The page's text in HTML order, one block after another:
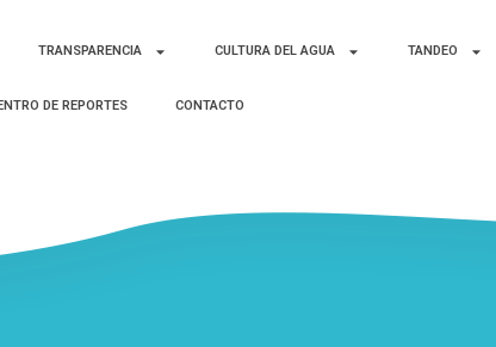
TRANSPARENCIA CULTURA DEL AGUA TANDEO
DE REPORTES CONTACTO